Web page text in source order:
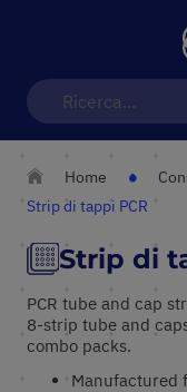
Home
Strip di tappi PCR
Strip di
PCR tube and cap
8-strip tube and
combo packs.
Manufactured